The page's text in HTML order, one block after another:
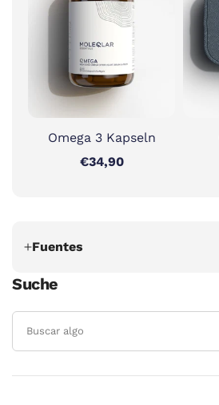
Omega 3 Kapseln
€34,90
Fuentes
pregnancy-induced leg
Suche